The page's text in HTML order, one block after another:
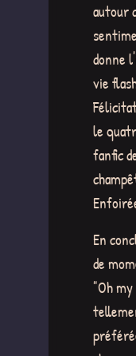
autour
donne
vie
le
fanfic
En
de
"Oh